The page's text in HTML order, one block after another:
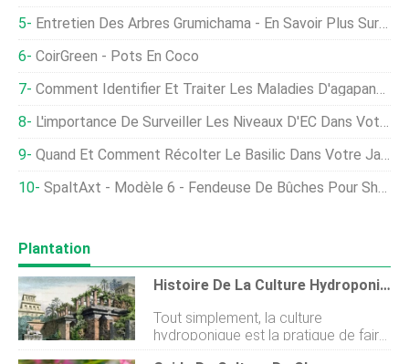
Entretien Des Arbres Grumichama - En Savoir Plus Sur La Culture Du Cerisier Grumichama
CoirGreen - Pots En Coco
Comment Identifier Et Traiter Les Maladies D'agapanthe
L'importance De Surveiller Les Niveaux D'EC Dans Votre Culture En Intérieur
Quand Et Comment Récolter Le Basilic Dans Votre Jardin ?
SpaltAxt - Modèle 6 - Fendeuse De Bûches Pour ShortLog
Plantation
Histoire De La Culture Hydroponique :quand La Culture Hydroponique A-T-Elle Été Inventée ?
Tout simplement, la culture
hydroponique est la pratique de faire
pousser des plantes en utilisant